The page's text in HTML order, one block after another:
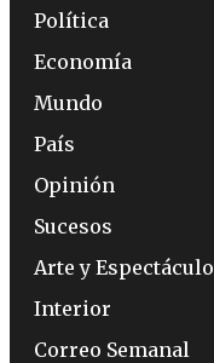
Política
Economía
Mundo
País
Opinión
Sucesos
Arte y
Interior
Correo Semanal